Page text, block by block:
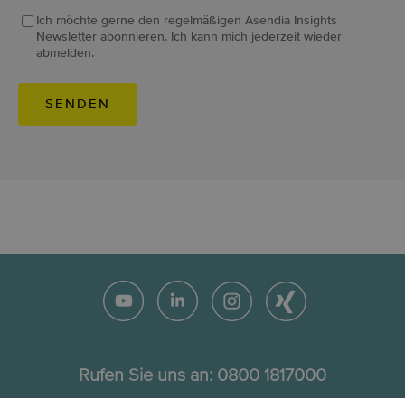
Ich möchte gerne den regelmäßigen Asendia Insights
Newsletter abonnieren. Ich kann mich jederzeit wieder
abmelden.
Rufen Sie uns an: 0800 1817000